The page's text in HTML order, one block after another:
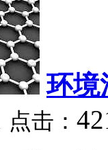
环境
点击：